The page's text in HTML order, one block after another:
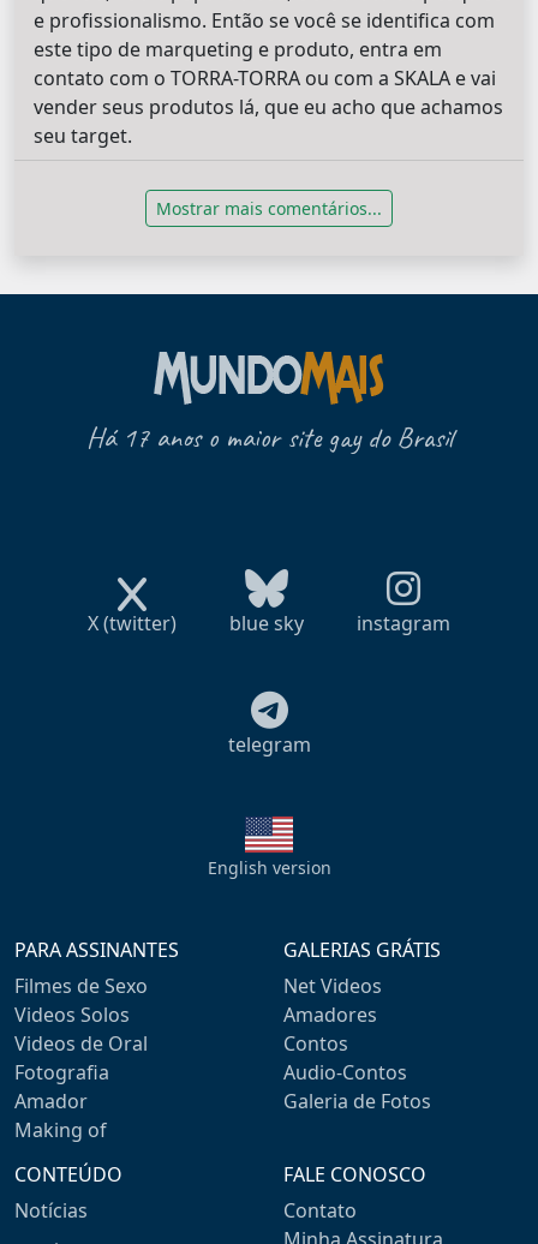
e profissionalismo. Então se você se identifica com
este tipo de marqueting e produto, entra em
contato com o TORRA-TORRA ou com a SKALA e vai
vender seus produtos lá, que eu acho que achamos
seu target.
Mostrar mais comentários...
Há 17 anos o maior site gay do Brasil
X (twitter) blue sky instagram
telegram
English version
PARA ASSINANTES
Filmes de Sexo
Videos Solos
Videos de Oral
Fotografia
Amador
Making of
GALERIAS GRÁTIS
Net Videos
Amadores
Contos
Audio-Contos
Galeria de Fotos
CONTEÚDO
Notícias
FALE CONOSCO
Contato